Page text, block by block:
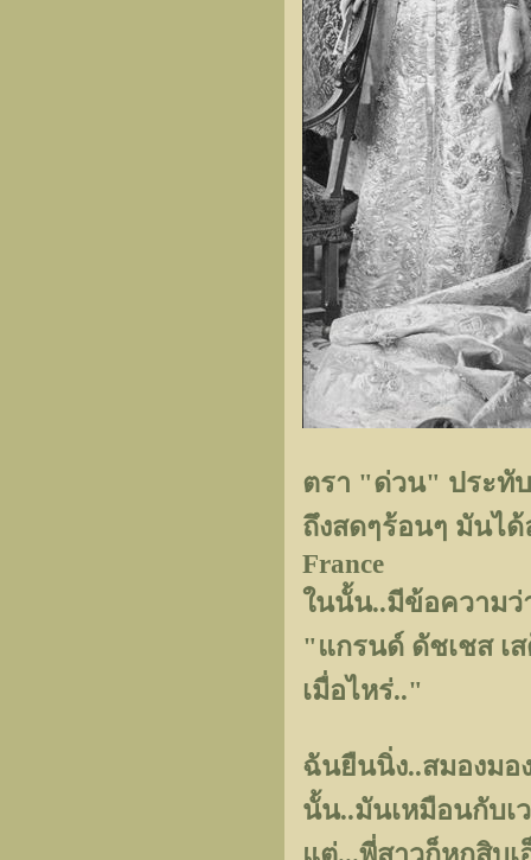
ตรา "ด่วน" ประทั
ถึงสดๆร้อนๆ มันได้
France
ในนั้น..มีข้อความว่
"แกรนด์ ดัชเชส เ
เมื่อไหร่.."
ฉันยืนนิ่ง..สมองมอ
นั้น..มันเหมือนกับเ